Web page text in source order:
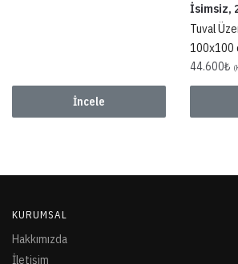
İncele
İsimsiz,
Tuval
100x100
44.600₺
KURUMSAL
Hakkımızda
İletişim